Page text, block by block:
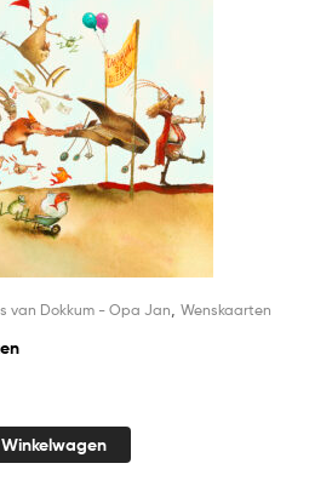
van Dokkum - Opa Jan, Wenskaarten